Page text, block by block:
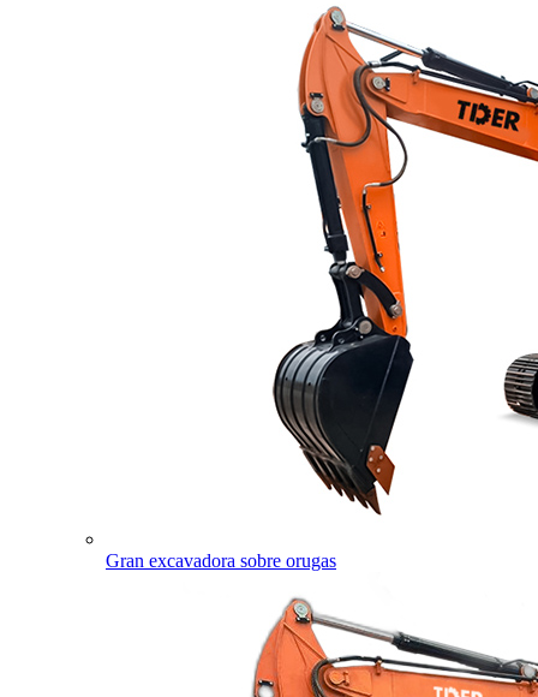
Gran excavadora sobre orugas